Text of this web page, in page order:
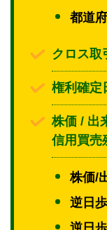
都道
クロス取
権利確定
株価 / 出
信用買売
株価/
逆日